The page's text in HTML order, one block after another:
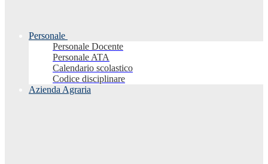
Personale
Personale Docente
Personale ATA
Calendario scolastico
Codice disciplinare
Azienda Agraria